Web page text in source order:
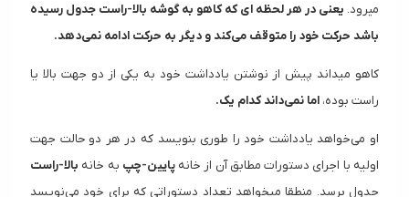
میرود. یعنی در هر لحظه ای که کاهو به گوشه بالا-راست جدول رسیده
باشد حرکت خود را متوقف می‌کند و دیگر به حرکت ادامه نمی‌دهد.
کاهو میداند پیش از نوشتن یادداشت خود به یکی از دو جهت بالا یا
راست بوده، اما نمی‌داند کدام یک.
او می‌خواهد یادداشت خود را طوری بنویسد که در هر دو حالت جهت
اولیه با اجرای دستورات مطابق آن از خانهپایین-چپ به خانه بالا-راست
جدول برسد. منطقا میخواهد تعداد دستوراتی که برای خود می‌نویسد